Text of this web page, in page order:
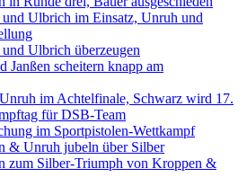
Ulbrich im Einsatz, Unruh und
Ulbrich überzeugen
Janßen scheitern knapp am
im Achtelfinale, Schwarz wird 17.
für DSB-Team
im Sportpistolen-Wettkampf
& Unruh jubeln über Silber
zum Silber-Triumph von Kroppen &